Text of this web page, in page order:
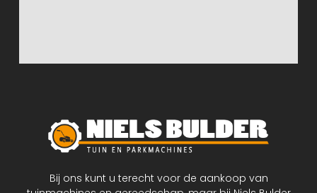
Bij ons kunt u terecht voor de aankoop van